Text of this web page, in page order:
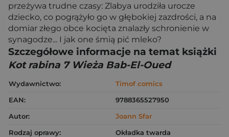
przeżywa trudne czasy: Zlabya urodziła urocze
dziecko, co pogrążyło go w głębokiej zazdrości, a na
domiar złego obce kocięta znalazły schronienie w
synagodze... I jak one śmią pić mleko?
Szczegółowe informacje na temat książki
Kot rabina 7 Wieża Bab-El-Oued
Wydawnictwo:
Timof comics
EAN:
9788365527950
Autor:
Joann Sfar
Rodzaj oprawy:
Okładka twarda